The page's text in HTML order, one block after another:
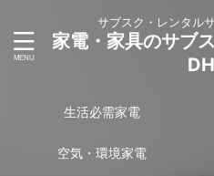
サブスク・レンタル
家電・家具のサブ
生活必需家電
空気・環境家電